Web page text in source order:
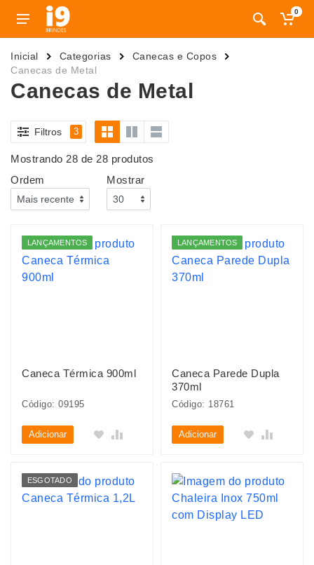
0
Inicial Categorias
Canecas e Copos
Canecas de Metal
Canecas de Metal
Filtros 3
Mostrando 28 de 28 produtos
Ordem
Mostrar
LANÇAMENTOS
Caneca Térmica 900ml
Código: 09195
Adicionar
LANÇAMENTOS
Caneca Parede Dupla
370ml
Código: 18761
Adicionar
ESGOTADO